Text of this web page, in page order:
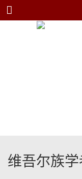
Menu
维吾尔族